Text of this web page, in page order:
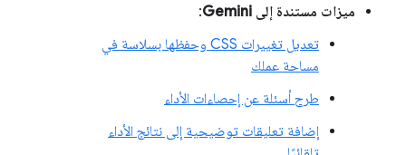
ميزات مستندة إلى Gemini
:
تعديل تغييرات CSS وحفظها بسلاسة في
مساحة عملك
طرح أسئلة عن إحصاءات الأداء
إضافة تعليقات توضيحية إلى نتائج الأداء